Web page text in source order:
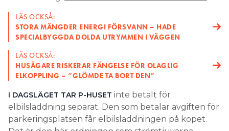
LÄS OCKSÅ:
HUSÄGARE RISKERAR FÄNGELSE FÖR OLAGLIG
ELKOPPLING – ”GLÖMDE TA BORT DEN”
I DAGSLÄGET TAR P-HUSET
elbilsladdning separat. Den som betalar avgiften för
parkeringsplatsen får elbilsladdningen på köpet.
Det är den här ordningen som strömtjuvarna
utnyttjar. Genom att parkera på gatan utanför p-
huset kan de dra sina laddsladdar in över en låg
mur och koppla in bilarna i laddboxar inne i